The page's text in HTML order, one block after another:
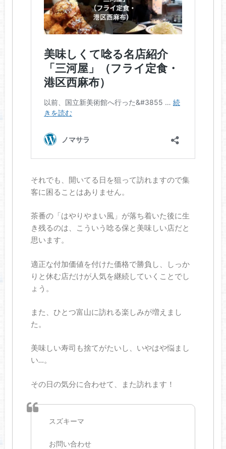
それでも、開いてる日を狙って訪れますので集
客に困ることはありません。
茶番の「はやりやまい風」が落ち着いた後に生
き残るのは、こういう唸る保と美味しい店だと
思います。
適正な付加価値を付けた価格で勝負し、しっか
りと休む店だけが人気を継続していくことでし
ょう。
また、ひとつ富山に訪れる楽しみが増えまし
た。
美味しい寿司も捨てがたいし、いやはや悩まし
い…。
その日の気分に合わせて、また訪れます！
スズキーマ
お問い合わせ